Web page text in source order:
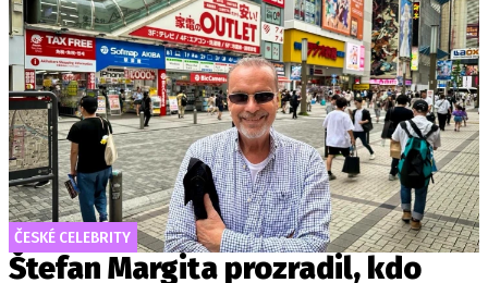
ČESKÉ CELEBRITY
Štefan Margita prozradil, kdo